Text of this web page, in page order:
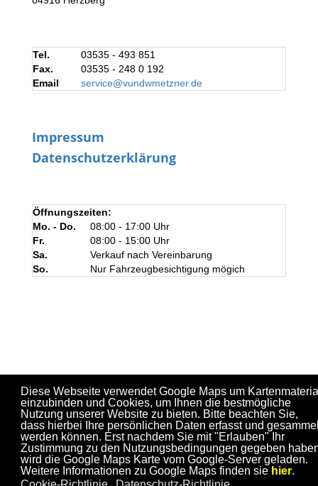
Diese Webseite verwendet Google Maps um
einzubinden und Cookies, um Ihnen die bestmögliche
Nutzung unserer Website zu bieten. Bitte beachten Sie,
dass hierbei Ihre persönlichen Daten erfasst und
werden können. Erst nachdem Sie mit "Erlauben" Ihr
Zustimmung zu den Nutzungsbedingungen gegeben
wird die Google Maps Karte vom Google-Server geladen.
Weitere Informationen zu Google Maps finden sie hier.
Tel.
03535 - 493 851
Fax.
03535 - 248 0 192
Email
service@vundwmetzner.de
Impressum
Datenschutzerklärung
Öffnungszeiten:
Mo. - Do.
08:00 - 17:00 Uhr
Fr.
08:00 - 15:00 Uhr
Sa.
Verkauf nach Vereinbarung
So.
Nur Fahrzeugbesichtigung mögich